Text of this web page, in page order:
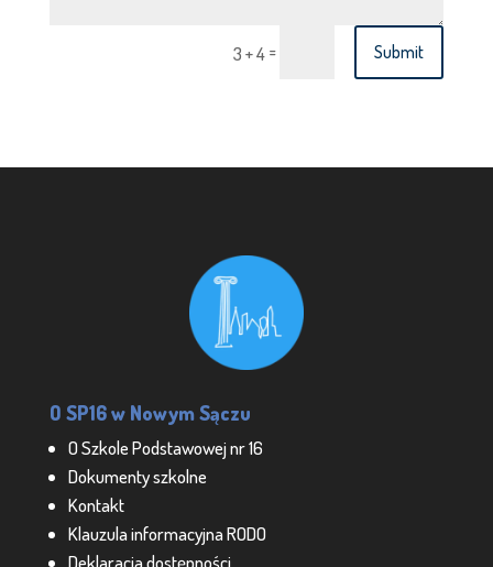
3 + 4= Submit
O SP16 w Nowym Sączu
O Szkole Podstawowej nr 16
Dokumenty szkolne
Kontakt
Klauzula informacyjna RODO
Deklaracja dostępności